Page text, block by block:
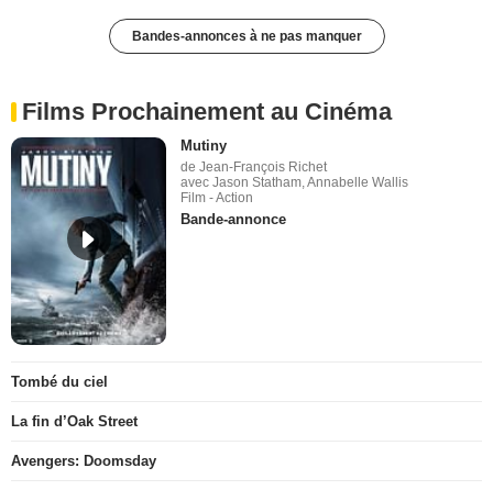
Bandes-annonces à ne pas manquer
Films Prochainement au Cinéma
Mutiny
de Jean-François Richet
avec Jason Statham, Annabelle Wallis
Film - Action
Bande-annonce
Tombé du ciel
La fin d’Oak Street
Avengers: Doomsday